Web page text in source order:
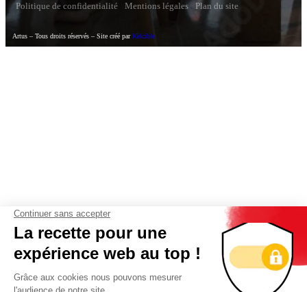
Politique de confidentialité Mentions légales Plan du site
Artus – Tous droits réservés – Site créé parKelcible